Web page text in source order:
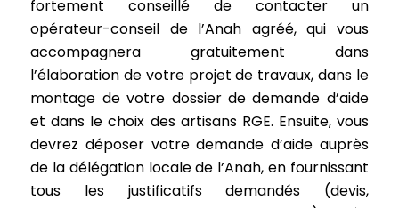
fortement conseillé de contacter un
opérateur-conseil de l’Anah agréé, qui vous
accompagnera gratuitement dans
l’élaboration de votre projet de travaux, dans le
montage de votre dossier de demande d’aide
et dans le choix des artisans RGE. Ensuite, vous
devrez déposer votre demande d’aide auprès
de la délégation locale de l’Anah, en fournissant
tous les justificatifs demandés (devis,